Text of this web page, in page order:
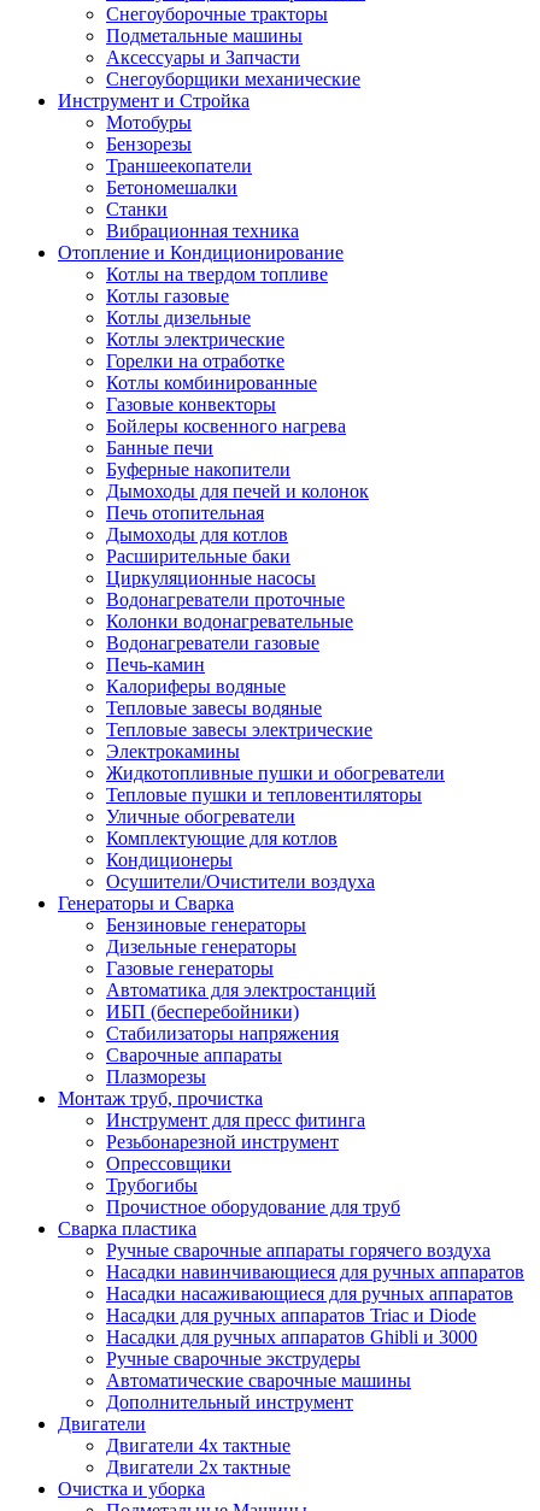
Снегоуборочные тракторы
Подметальные машины
Аксессуары и Запчасти
Снегоуборщики механические
Инструмент и Стройка
Мотобуры
Бензорезы
Траншеекопатели
Бетономешалки
Станки
Вибрационная техника
Отопление и Кондиционирование
Котлы на твердом топливе
Котлы газовые
Котлы дизельные
Котлы электрические
Горелки на отработке
Котлы комбинированные
Газовые конвекторы
Бойлеры косвенного нагрева
Банные печи
Буферные накопители
Дымоходы для печей и колонок
Печь отопительная
Дымоходы для котлов
Расширительные баки
Циркуляционные насосы
Водонагреватели проточные
Колонки водонагревательные
Водонагреватели газовые
Печь-камин
Калориферы водяные
Тепловые завесы водяные
Тепловые завесы электрические
Электрокамины
Жидкотопливные пушки и обогреватели
Тепловые пушки и тепловентиляторы
Уличные обогреватели
Комплектующие для котлов
Кондиционеры
Осушители/Очистители воздуха
Генераторы и Сварка
Бензиновые генераторы
Дизельные генераторы
Газовые генераторы
Автоматика для электростанций
ИБП (бесперебойники)
Стабилизаторы напряжения
Сварочные аппараты
Плазморезы
Монтаж труб, прочистка
Инструмент для пресс фитинга
Резьбонарезной инструмент
Опрессовщики
Трубогибы
Прочистное оборудование для труб
Сварка пластика
Ручные сварочные аппараты горячего воздуха
Насадки навинчивающиеся для ручных аппаратов
Насадки насаживающиеся для ручных аппаратов
Насадки для ручных аппаратов Triac и Diode
Насадки для ручных аппаратов Ghibli и 3000
Ручные сварочные экструдеры
Автоматические сварочные машины
Дополнительный инструмент
Двигатели
Двигатели 4х тактные
Двигатели 2х тактные
Очистка и уборка